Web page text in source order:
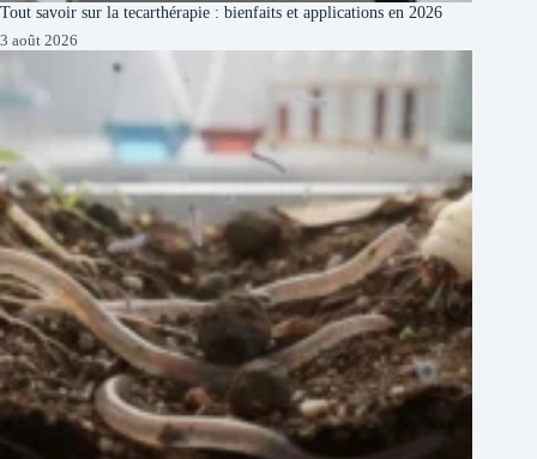
Tout savoir sur la tecarthérapie : bienfaits et applications en 2026
3 août 2026